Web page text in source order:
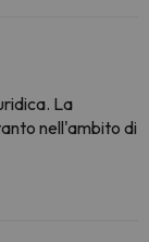
La
nell'ambito di